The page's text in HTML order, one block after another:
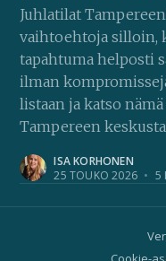
Juhlatilat
vaihtoehtoja silloin,
tapahtuma helposti
ilman
listaan ja katso
Tampereen
ISA KORHONEN
25 TOUKO 2026 • 5